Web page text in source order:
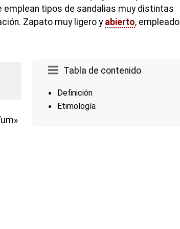
emplean tipos de sandalias muy distintas
Zapato muy ligero y abierto, empleado
Tabla de contenido
Definición
Etimología